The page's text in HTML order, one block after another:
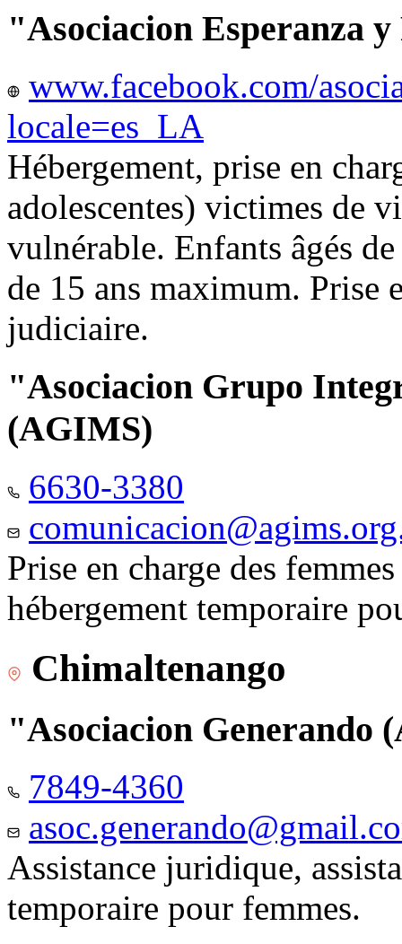
"Asociacion Esperanza
www.facebook.com/
locale=es_LA
Hébergement, prise en
adolescentes) victimes de
vulnérable. Enfants âgés
de 15 ans maximum. Prise
judiciaire.
"Asociacion Grupo
(AGIMS)
6630-3380
Prise en charge des
hébergement temporaire
Chimaltenango
"Asociacion Generando
7849-4360
Assistance juridique,
temporaire pour femmes.